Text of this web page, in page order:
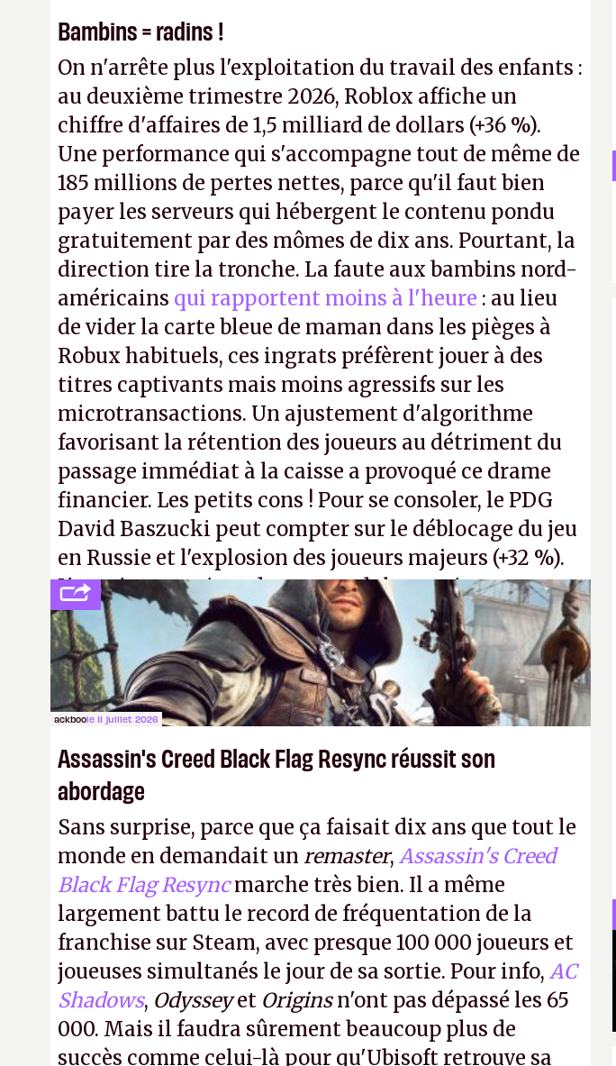
Bambins = radins !
On n'arrête plus l'exploitation du travail des enfants :
au deuxième trimestre 2026, Roblox affiche un
chiffre d'affaires de 1,5 milliard de dollars (+36 %).
Une performance qui s'accompagne tout de même de
185 millions de pertes nettes, parce qu'il faut bien
payer les serveurs qui hébergent le contenu pondu
gratuitement par des mômes de dix ans. Pourtant, la
direction tire la tronche. La faute aux bambins nord-
américains qui rapportent moins à l'heure : au lieu
de vider la carte bleue de maman dans les pièges à
Robux habituels, ces ingrats préfèrent jouer à des
titres captivants mais moins agressifs sur les
microtransactions. Un ajustement d'algorithme
favorisant la rétention des joueurs au détriment du
passage immédiat à la caisse a provoqué ce drame
financier. Les petits cons ! Pour se consoler, le PDG
David Baszucki peut compter sur le déblocage du jeu
en Russie et l'explosion des joueurs majeurs (+32 %).
L'avenir appartient donc aux adultes, qui ne sont
jamais que des enfants avec du pouvoir d'achat.P.
ackboole 11 juillet 2026
Assassin's Creed Black Flag Resync réussit son
abordage
Sans surprise, parce que ça faisait dix ans que tout le
monde en demandait un remaster, Assassin's Creed
Black Flag Resyncmarche très bien. Il a même
largement battu le record de fréquentation de la
franchise sur Steam, avec presque 100 000 joueurs et
joueuses simultanés le jour de sa sortie. Pour info, AC
Shadows, Odysseyet Originsn'ont pas dépassé les 65
000. Mais il faudra sûrement beaucoup plus de
succès comme celui-là pour qu'Ubisoft retrouve sa